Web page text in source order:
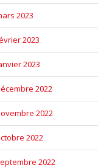
2023
2023
2023
2022
2022
2022
2022